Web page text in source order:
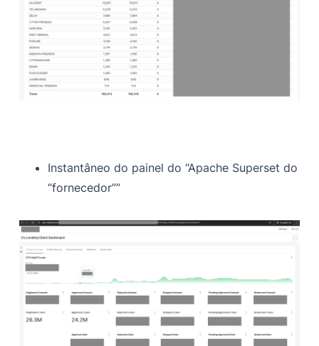
Instantâneo do painel do “Apache Superset do
“fornecedor””